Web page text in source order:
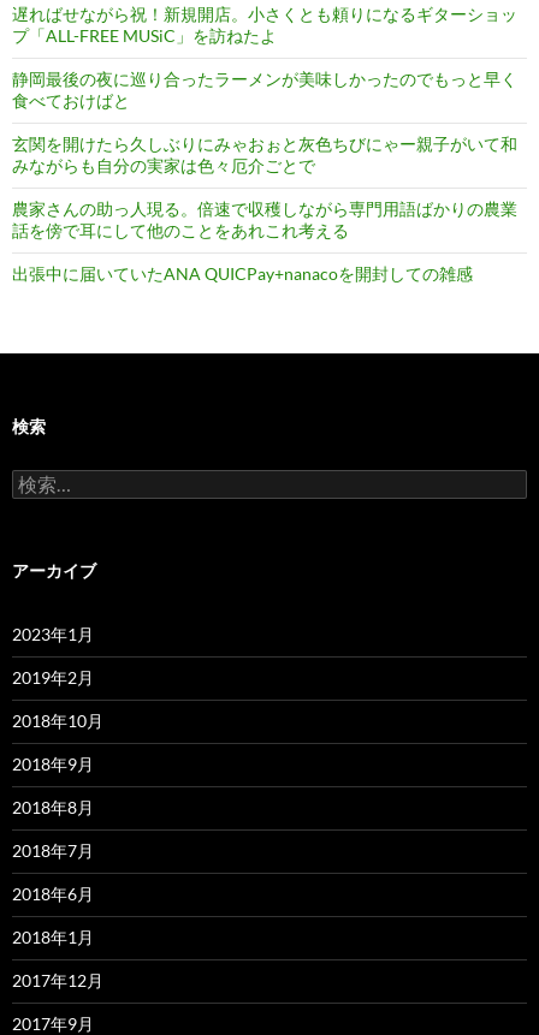
遅ればせながら祝！新規開店。小さくとも頼りになるギターショッ
プ「ALL-FREE MUSiC」を訪ねたよ
静岡最後の夜に巡り合ったラーメンが美味しかったのでもっと早く
食べておけばと
玄関を開けたら久しぶりにみゃおぉと灰色ちびにゃー親子がいて和
みながらも自分の実家は色々厄介ごとで
農家さんの助っ人現る。倍速で収穫しながら専門用語ばかりの農業
話を傍で耳にして他のことをあれこれ考える
出張中に届いていたANA QUICPay+nanacoを開封しての雑感
検索
検
索:
アーカイブ
2023年1月
2019年2月
2018年10月
2018年9月
2018年8月
2018年7月
2018年6月
2018年1月
2017年12月
2017年9月